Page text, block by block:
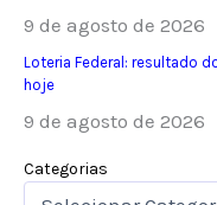
9 de agosto de 2026
Loteria Federal: resultado
hoje
9 de agosto de 2026
Categorias